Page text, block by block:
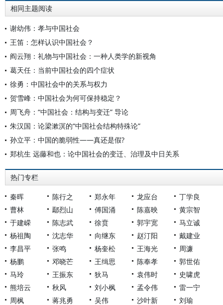
相同主题阅读
谢幼伟：孝与中国社会
王笛：怎样认识中国社会？
阎云翔：礼物与中国社会：一种人类学的新视角
葛天任：当前中国社会的四个症状
徐勇：中国社会中的关系与权力
贺雪峰：中国社会为何可保持稳定？
周飞舟：“中国社会：结构与变迁” 导论
朱汉国：论梁漱溟的“中国社会结构特殊论”
孙立平：中国的脆弱性——真还是假?
郑杭生 远藤和也：论中国社会的变迁、治理及中日关系
热门专栏
秦晖 陈行之 郑永年 龙应台
丁学良
曹林
鄢烈山 傅国涌 陈嘉映
黄宗智
于建嵘
陈志武 徐贲 郭宇宽
马立诚
杨祖陶
沈志华 向继东 赵汀阳
戴建业
李昌平
张鸣 杨奎松 王海光
周濂
杨鹏
邓晓芒 王缉思 陈奉孝
郭世佑
马玲
王振东 狄马 袁伟时
史啸虎
熊培云
秋风 刘小枫 孟令伟
雷一宁
周枫
蒋兆勇 吴伟 沙叶新 刘瑜